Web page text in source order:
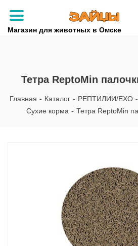
Магазин для животных в Омске
+7
+7 (950)
Тетра ReptoMin
Главная - Каталог - РЕПТИЛИИ/EXO -
Сухие корма - Тетра ReptoMin